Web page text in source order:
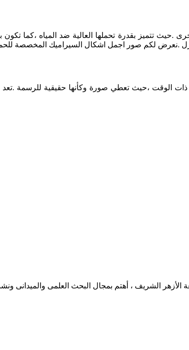
.حيث تتميز بقدرة تحملها العالية ضد المياه ،كما
.نعرض لكم صور اجمل اشكال السيراميك المخصصة
الشريف ، أهتم بمجال البحث العلمى والميدانى ونشر